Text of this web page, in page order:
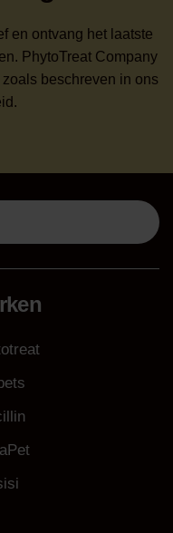
en ontvang het laatste
PhytoTreat Company
beschreven in ons